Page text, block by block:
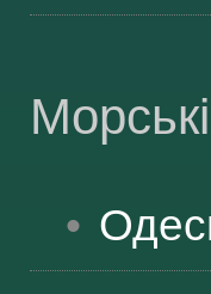
Морські